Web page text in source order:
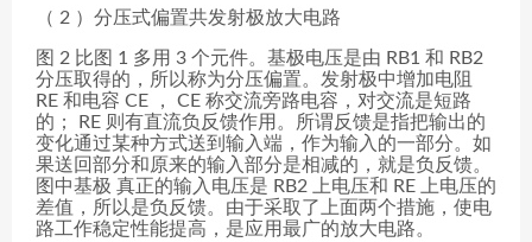
（ 2 ）分压式偏置共发射极放大电路
图 2 比图 1 多用 3 个元件。基极电压是由 RB1 和 RB2
分压取得的，所以称为分压偏置。发射极中增加电阻
RE 和电容 CE ， CE 称交流旁路电容，对交流是短路
的； RE 则有直流负反馈作用。所谓反馈是指把输出的
变化通过某种方式送到输入端，作为输入的一部分。如
果送回部分和原来的输入部分是相减的，就是负反馈。
图中基极 真正的输入电压是 RB2 上电压和 RE 上电压的
差值，所以是负反馈。由于采取了上面两个措施，使电
路工作稳定性能提高，是应用最广的放大电路。